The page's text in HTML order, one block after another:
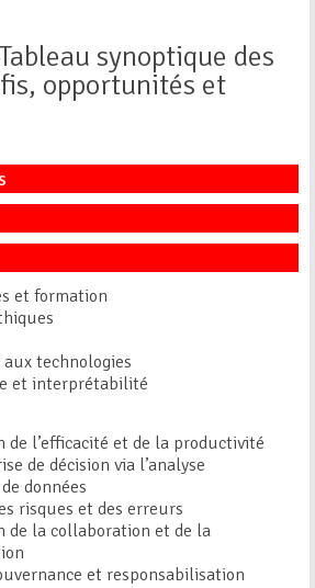
synoptique des
opportunités et
et formation
aux technologies
et interprétabilité
de l’efficacité et de la productivité
de décision via l’analyse
données
risques et des erreurs
de la collaboration et de la
et responsabilisation